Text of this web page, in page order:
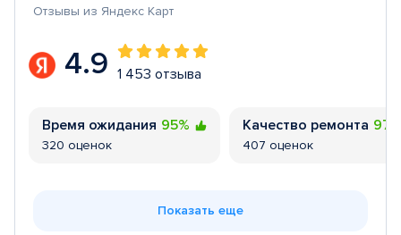
Отзывы из Яндекс Карт
4.9 1 453 отзыва
Время ожидания 95%
320 оценок
Качество ремонта
407 оценок
Показать еще